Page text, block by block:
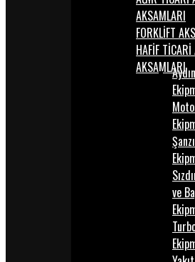
AKSAMLARI
FORKLİFT
HAFİF
AKSAMLARI
ve